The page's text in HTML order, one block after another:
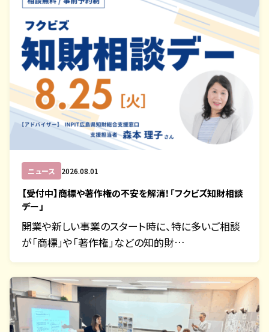
ニュース 2026.08.01
【受付中】商標や著作権の不安を解消！「フクビズ知財相談
デー」
開業や新しい事業のスタート時に、特に多いご相談
が「商標」や「著作権」などの知的財…